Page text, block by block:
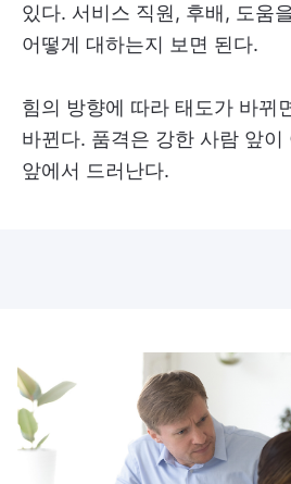
있다. 서비스 직원, 후배, 도움
어떻게 대하는지 보면 된다.
힘의 방향에 따라 태도가 바뀌
바뀐다. 품격은 강한 사람 앞
앞에서 드러난다.